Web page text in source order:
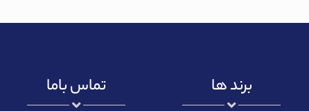
برند ها تماس باما